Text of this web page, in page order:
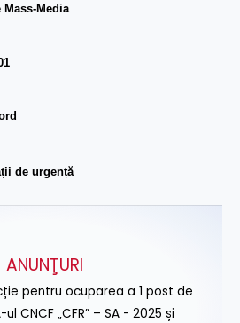
Media
de urgență
ANUNŢURI
pentru ocuparea a 1 post de
CNCF „CFR” – SA - 2025 și